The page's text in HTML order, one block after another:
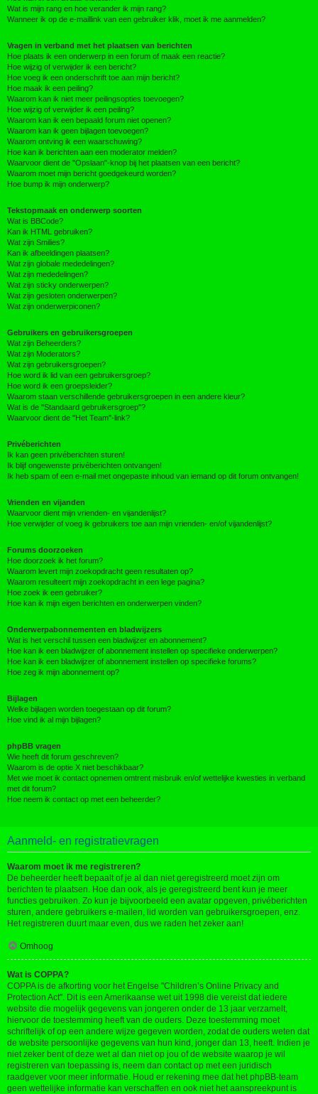
Wat is mijn rang en hoe verander ik mijn rang?
Wanneer ik op de e-maillink van een gebruiker klik, moet ik me aanmelden?
Vragen in verband met het plaatsen van berichten
Hoe plaats ik een onderwerp in een forum of maak een reactie?
Hoe wijzig of verwijder ik een bericht?
Hoe voeg ik een onderschrift toe aan mijn bericht?
Hoe maak ik een peiling?
Waarom kan ik niet meer peilingsopties toevoegen?
Hoe wijzig of verwijder ik een peiling?
Waarom kan ik een bepaald forum niet openen?
Waarom kan ik geen bijlagen toevoegen?
Waarom ontving ik een waarschuwing?
Hoe kan ik berichten aan een moderator melden?
Waarvoor dient de "Opslaan"-knop bij het plaatsen van een bericht?
Waarom moet mijn bericht goedgekeurd worden?
Hoe bump ik mijn onderwerp?
Tekstopmaak en onderwerp soorten
Wat is BBCode?
Kan ik HTML gebruiken?
Wat zijn Smilies?
Kan ik afbeeldingen plaatsen?
Wat zijn globale mededelingen?
Wat zijn mededelingen?
Wat zijn sticky onderwerpen?
Wat zijn gesloten onderwerpen?
Wat zijn onderwerpiconen?
Gebruikers en gebruikersgroepen
Wat zijn Beheerders?
Wat zijn Moderators?
Wat zijn gebruikersgroepen?
Hoe word ik lid van een gebruikersgroep?
Hoe word ik een groepsleider?
Waarom staan verschillende gebruikersgroepen in een andere kleur?
Wat is de "Standaard gebruikersgroep"?
Waarvoor dient de "Het Team"-link?
Privéberichten
Ik kan geen privéberichten sturen!
Ik blijf ongewenste privéberichten ontvangen!
Ik heb spam of een e-mail met ongepaste inhoud van iemand op dit forum ontvangen!
Vrienden en vijanden
Waarvoor dient mijn vrienden- en vijandenlijst?
Hoe verwijder of voeg ik gebruikers toe aan mijn vrienden- en/of vijandenlijst?
Forums doorzoeken
Hoe doorzoek ik het forum?
Waarom levert mijn zoekopdracht geen resultaten op?
Waarom resulteert mijn zoekopdracht in een lege pagina?
Hoe zoek ik een gebruiker?
Hoe kan ik mijn eigen berichten en onderwerpen vinden?
Onderwerpabonnementen en bladwijzers
Wat is het verschil tussen een bladwijzer en abonnement?
Hoe kan ik een bladwijzer of abonnement instellen op specifieke onderwerpen?
Hoe kan ik een bladwijzer of abonnement instellen op specifieke forums?
Hoe zeg ik mijn abonnement op?
Bijlagen
Welke bijlagen worden toegestaan op dit forum?
Hoe vind ik al mijn bijlagen?
phpBB vragen
Wie heeft dit forum geschreven?
Waarom is de optie X niet beschikbaar?
Met wie moet ik contact opnemen omtrent misbruik en/of wettelijke kwesties in verband
met dit forum?
Hoe neem ik contact op met een beheerder?
Aanmeld- en registratievragen
Waarom moet ik me registreren?
De beheerder heeft bepaalt of je al dan niet geregistreerd moet zijn om
berichten te plaatsen. Hoe dan ook, als je geregistreerd bent kun je meer
functies gebruiken. Zo kun je bijvoorbeeld een avatar opgeven, privéberichten
sturen, andere gebruikers e-mailen, lid worden van gebruikersgroepen, enz.
Het registreren duurt maar even, dus we raden het zeker aan!
Omhoog
Wat is COPPA?
COPPA is de afkorting voor het Engelse "Children’s Online Privacy and
Protection Act". Dit is een Amerikaanse wet uit 1998 die vereist dat iedere
website die mogelijk gegevens van jongeren onder de 13 jaar verzamelt,
hiervoor de toestemming heeft van de ouders. Deze toestemming moet
schriftelijk of op een andere wijze gegeven worden, zodat de ouders weten dat
de website persoonlijke gegevens van hun kind, jonger dan 13, heeft. Indien je
niet zeker bent of deze wet al dan niet op jou of de website waarop je wil
registreren van toepassing is, neem dan contact op met een juridisch
raadgever voor meer informatie. Houd er rekening mee dat het phpBB-team
geen wettelijke informatie kan verschaffen en ook niet het aanspreekpunt is